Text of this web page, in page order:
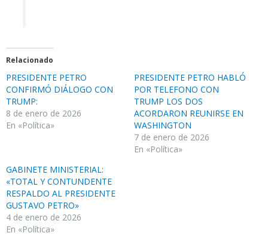
Relacionado
PRESIDENTE PETRO
CONFIRMÓ DIÁLOGO CON
TRUMP:
8 de enero de 2026
En «Política»
PRESIDENTE PETRO HABLÓ
POR TELEFONO CON
TRUMP LOS DOS
ACORDARON REUNIRSE EN
WASHINGTON
7 de enero de 2026
En «Política»
GABINETE MINISTERIAL:
«TOTAL Y CONTUNDENTE
RESPALDO AL PRESIDENTE
GUSTAVO PETRO»
4 de enero de 2026
En «Política»